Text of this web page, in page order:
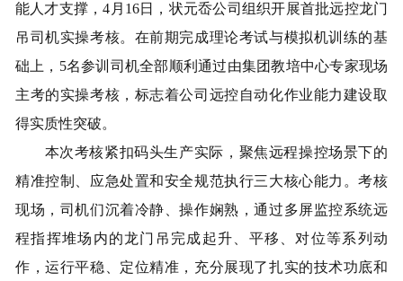
能人才支撑，4月16日，状元岙公司组织开展首批远控龙门
吊司机实操考核。在前期完成理论考试与模拟机训练的基
础上 ， 5名参训司机全部顺利通过由集团教培中心专家现场
主考的实操考核，标志着公司远控自动化作业能力建设取
得实质性突破。
本次考核紧扣码头生产实际，聚焦远程操控场景下的
精准控制、应急处置和安全规范执行三大核心能力。考核
现场，司机们沉着冷静、操作娴熟，通过多屏监控系统远
程指挥堆场内的龙门吊完成起升、平移、对位等系列动
作，运行平稳、定位精准，充分展现了扎实的技术功底和